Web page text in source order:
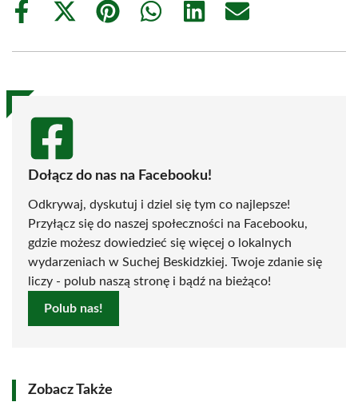
Share
Share
(Twitter)
Share
Share
Share
Share
Dołącz do nas na Facebooku!
Odkrywaj, dyskutuj i dziel się tym co najlepsze!
Przyłącz się do naszej społeczności na Facebooku,
gdzie możesz dowiedzieć się więcej o lokalnych
wydarzeniach w Suchej Beskidzkiej. Twoje zdanie się
liczy - polub naszą stronę i bądź na bieżąco!
Polub nas!
Zobacz Także